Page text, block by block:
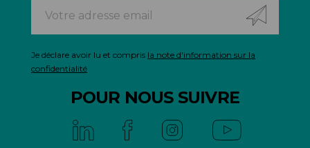
Je déclare avoir lu et compris la note d'information sur la
confidentialité
POUR NOUS SUIVRE